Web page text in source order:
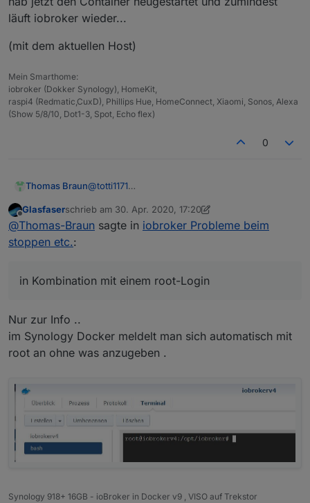
läuft iobroker wieder...
(mit dem aktuellen Host)
Mein Smarthome:
iobroker (Dokker Synology), HomeKit,
raspi4 (Redmatic,CuxD), Phillips Hue, HomeConnect, Xiaomi, Sonos, Alexa
(Show 5/8/10, Dot1-3, Spot, Echo flex)
0
Thomas Braun@totti1171
dürfte aber auch in einem Docker-Image
Quatsch sein.
Offline
Glasfaserschrieb am 30. Apr. 2020, 17:20
zuletzt editiert von Glasfaser
@Thomas-Braun sagte in iobroker Probleme beim
stoppen etc.:
in Kombination mit einem root-Login
Nur zur Info ..
im Synology Docker meldelt man sich automatisch mit
root an ohne was anzugeben .
Synology 918+ 16GB - ioBroker in Docker v9 , VISO auf Trekstor